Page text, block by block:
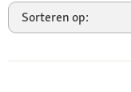
Sorteren op: